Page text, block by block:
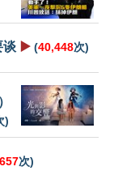
谈 ▶️ (40,448次)
)
次)